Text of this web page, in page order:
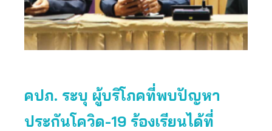
คปภ. ระบุ ผู้บริโภคที่พบปัญหา
ประกันโควิด-19 ร้องเรียนได้ที่